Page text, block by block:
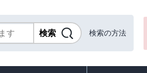
検索の方法